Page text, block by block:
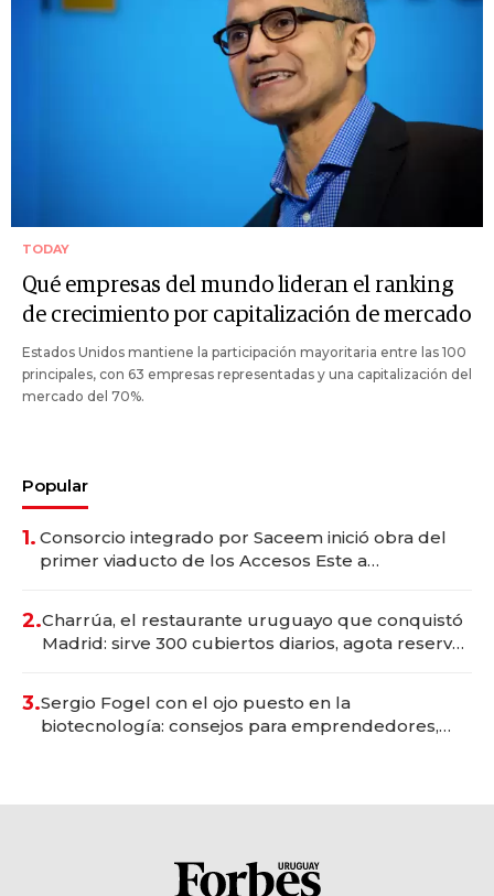
TODAY
Qué empresas del mundo lideran el ranking
de crecimiento por capitalización de mercado
Estados Unidos mantiene la participación mayoritaria entre las 100
principales, con 63 empresas representadas y una capitalización del
mercado del 70%.
Popular
1. Consorcio integrado por Saceem inició obra del
primer viaducto de los Accesos Este a
2.Charrúa, el restaurante uruguayo que conquistó
Madrid: sirve 300 cubiertos diarios, agota reservas
3.Sergio Fogel con el ojo puesto en la
biotecnología: consejos para emprendedores,